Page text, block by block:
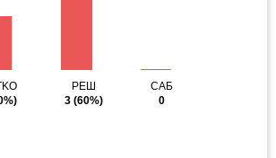
РЕШ
3 (60%)
САБ
0